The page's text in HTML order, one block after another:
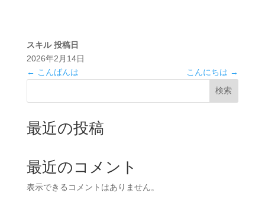
スキル 投稿日
2026年2月14日
← こんばんは こんにちは →
検索
最近の投稿
最近のコメント
表示できるコメントはありません。